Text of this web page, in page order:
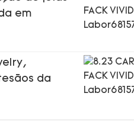
em
da